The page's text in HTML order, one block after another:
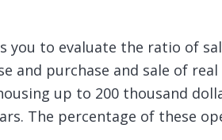
to evaluate the ratio of
and purchase and sale of
up to 200 thousand
The percentage of these